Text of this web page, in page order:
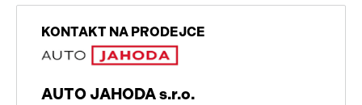
KONTAKT NA PRODEJCE
AUTO JAHODA s.r.o.